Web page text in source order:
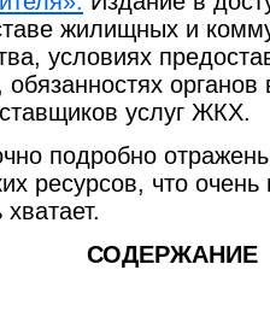
жилищных и
условиях
услуг ЖКХ.
подробно
ресурсов, что
СОДЕРЖАНИЕ